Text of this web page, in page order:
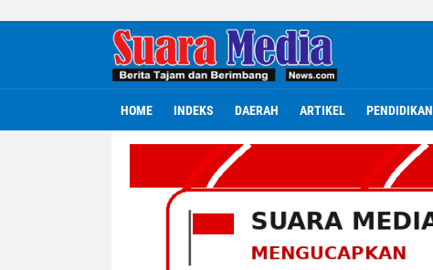
HOME INDEKS DAERAH ARTIKEL PENDIDIKAN